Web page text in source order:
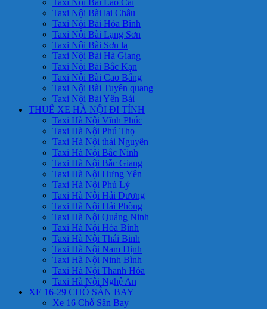
Taxi Nội Bài lai Châu
Taxi Nội Bài Hòa Bình
Taxi Nội Bài Lạng Sơn
Taxi Nội Bài Sơn la
Taxi Nội Bài Hà Giang
Taxi Nội Bài Bắc Kạn
Taxi Nội Bài Cao Bằng
Taxi Nội Bài Tuyên quang
Taxi Nội Bài Yên Bái
THUÊ XE HÀ NỘI ĐI TỈNH
Taxi Hà Nội Vĩnh Phúc
Taxi Hà Nội Phú Thọ
Taxi Hà Nội thái Nguyên
Taxi Hà Nội Bắc Ninh
Taxi Hà Nội Bắc Giang
Taxi Hà Nội Hưng Yên
Taxi Hà Nội Phủ Lý
Taxi Hà Nội Hải Dương
Taxi Hà Nội Hải Phòng
Taxi Hà Nội Quảng Ninh
Taxi Hà Nội Hòa Bình
Taxi Hà Nội Thái Binh
Taxi Hà Nội Nam Định
Taxi Hà Nội Ninh Bình
Taxi Hà Nội Thanh Hóa
Taxi Hà Nội Nghệ An
XE 16-29 CHỖ SÂN BAY
Xe 16 Chỗ Sân Bay